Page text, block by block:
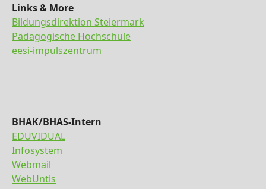
Links & More
Bildungsdirektion Steiermark
Pädagogische Hochschule
eesi-impulszentrum
BHAK/BHAS-Intern
EDUVIDUAL
Infosystem
Webmail
WebUntis